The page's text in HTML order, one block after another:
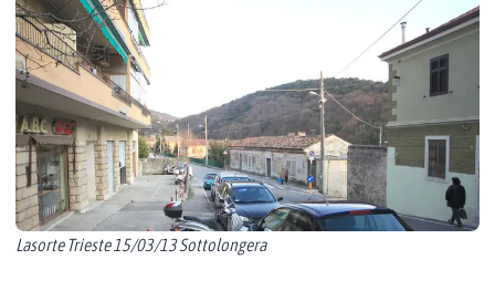
Lasorte Trieste 15/03/13 Sottolongera